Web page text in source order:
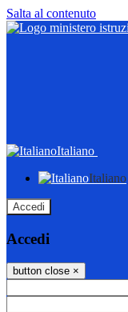
Salta al contenuto
Italiano
Italiano
Accedi
Accedi
button close ×